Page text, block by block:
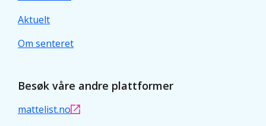
Aktuelt
Om senteret
Besøk våre andre plattformer
mattelist.no